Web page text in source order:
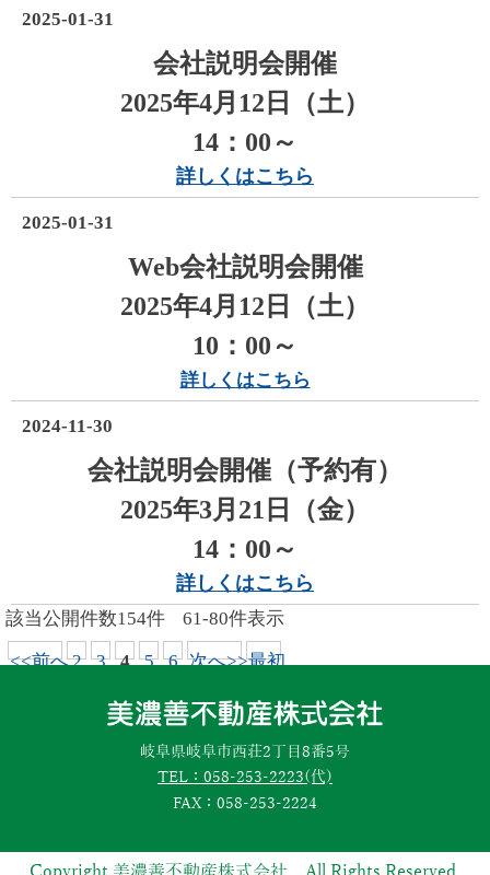
2025-01-31
会社説明会開催
2025年4月12日（土）
14：00～
詳しくはこちら
2025-01-31
Web会社説明会開催
2025年4月12日（土）
10：00～
詳しくはこちら
2024-11-30
会社説明会開催（予約有）
2025年3月21日（金）
14：00～
詳しくはこちら
該当公開件数154件 61-80件表示
<<前へ2 3 4 5 6 次へ>>最初
岐阜県岐阜市西荘2丁目8番5号
TEL：058-253-2223(代)
FAX：058-253-2224